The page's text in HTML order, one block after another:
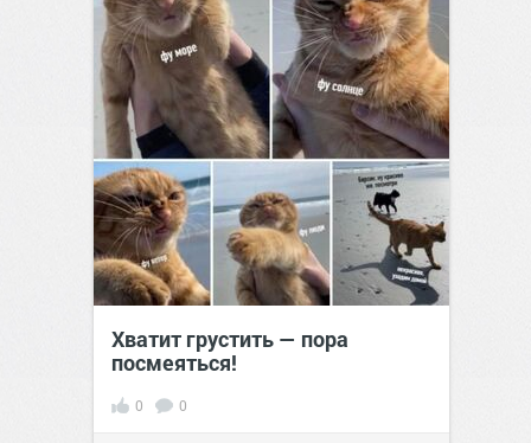
Хватит грустить — пора
посмеяться!
0 0